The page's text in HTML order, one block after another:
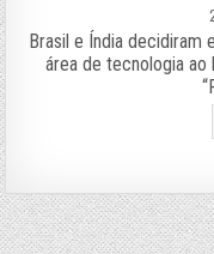
Brasil e Índia decidiram
área de tecnologia